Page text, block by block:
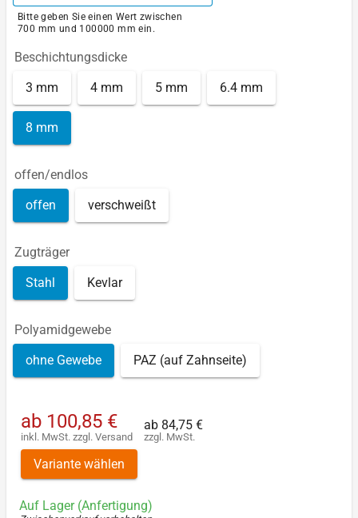
Bitte geben Sie einen Wert zwischen
700 mm und 100000 mm ein.
Beschichtungsdicke
3 mm 4 mm 5 mm 6.4 mm
8 mm
offen/endlos
offen verschweißt
Zugträger
Stahl Kevlar
Polyamidgewebe
ohne Gewebe PAZ (auf Zahnseite)
ab 100,85 €
inkl. MwSt. zzgl. Versand
ab 84,75 €
zzgl. MwSt.
Variante wählen
Auf Lager (Anfertigung)